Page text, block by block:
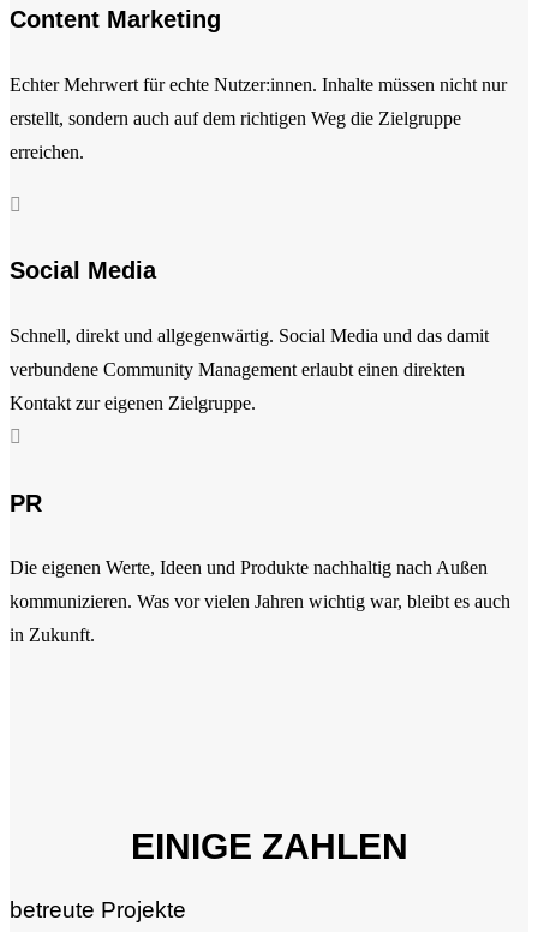
Content Marketing
Echter Mehrwert für echte Nutzer:innen. Inhalte müssen nicht nur
erstellt, sondern auch auf dem richtigen Weg die Zielgruppe
erreichen.

Social Media
Schnell, direkt und allgegenwärtig. Social Media und das damit
verbundene Community Management erlaubt einen direkten
Kontakt zur eigenen Zielgruppe.

PR
Die eigenen Werte, Ideen und Produkte nachhaltig nach Außen
kommunizieren. Was vor vielen Jahren wichtig war, bleibt es auch
in Zukunft.
EINIGE ZAHLEN
betreute Projekte